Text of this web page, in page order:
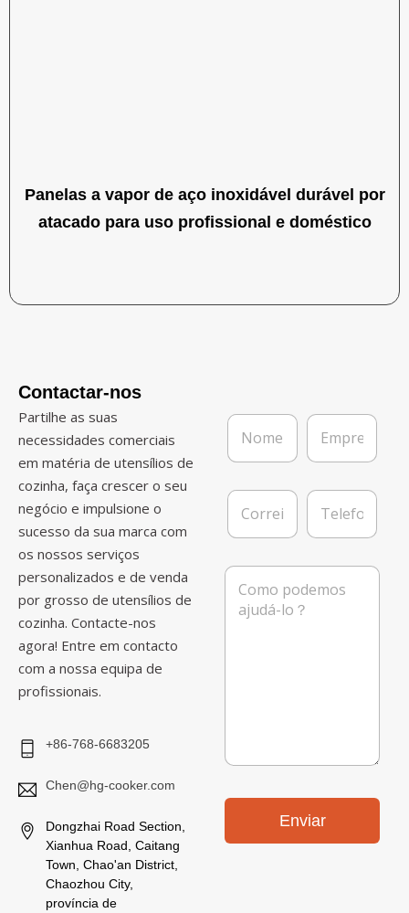
Panelas a vapor de aço inoxidável durável por
atacado para uso profissional e doméstico
Contactar-nos
Partilhe as suas
necessidades comerciais
em matéria de utensílios de
cozinha, faça crescer o seu
negócio e impulsione o
sucesso da sua marca com
os nossos serviços
personalizados e de venda
por grosso de utensílios de
cozinha. Contacte-nos
agora! Entre em contacto
com a nossa equipa de
profissionais.
+86-768-6683205
Chen@hg-cooker.com
Dongzhai Road Section,
Xianhua Road, Caitang
Town, Chao'an District,
Chaozhou City,
província de
N
m
*
E
p
e
C
r
e
c
T
l
f
o
n
M
Enviar